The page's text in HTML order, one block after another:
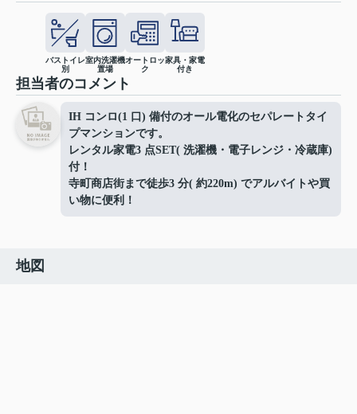
バストイレ
別
室内洗濯機
置場
オートロッ
ク
家具・家電
付き
担当者のコメント
IH コンロ(1 口) 備付のオール電化のセパレートタイ
プマンションです。
レンタル家電3 点SET( 洗濯機・電子レンジ・冷蔵庫)
付！
寺町商店街まで徒歩3 分( 約220m) でアルバイトや買
い物に便利！
地図